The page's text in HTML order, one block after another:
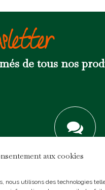
aux cookies
nous utilisons des technologies
de tous nos